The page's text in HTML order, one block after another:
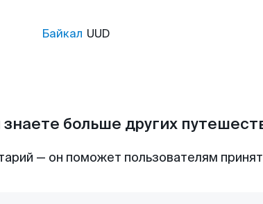
Байкал UUD
больше других
— он поможет пользователям